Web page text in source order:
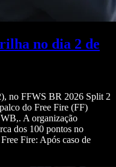
no dia 2 de
no FFWS BR 2026 Split 2
do Free Fire (FF)
A organização
dos 100 pontos no
Fire: Após caso de